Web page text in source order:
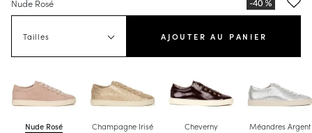
Nude Rosé
Tailles AJOUTER AU PANIER
Nude Rosé Champagne Irisé Cheverny Méandres Argent